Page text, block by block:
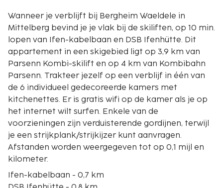
Wanneer je verblijft bij Bergheim Waeldele in
Mittelberg bevind je je vlak bij de skiliften, op 10 min.
lopen van Ifen-kabelbaan en DSB Ifenhütte. Dit
appartement in een skigebied ligt op 3,9 km van
Parsenn Kombi-skilift en op 4 km van Kombibahn
Parsenn. Trakteer jezelf op een verblijf in één van
de 6 individueel gedecoreerde kamers met
kitchenettes. Er is gratis wifi op de kamer als je op
het internet wilt surfen. Enkele van de
voorzieningen zijn verduisterende gordijnen, terwijl
je een strijkplank/strijkijzer kunt aanvragen.
Afstanden worden weergegeven tot op 0,1 mijl en
kilometer.
Ifen-kabelbaan - 0,7 km